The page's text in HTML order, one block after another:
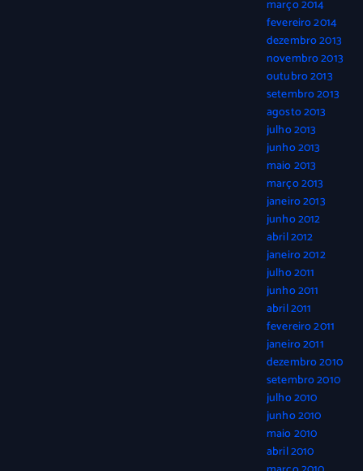
março 2014
fevereiro 2014
dezembro 2013
novembro 2013
outubro 2013
setembro 2013
agosto 2013
julho 2013
junho 2013
maio 2013
março 2013
janeiro 2013
junho 2012
abril 2012
janeiro 2012
julho 2011
junho 2011
abril 2011
fevereiro 2011
janeiro 2011
dezembro 2010
setembro 2010
julho 2010
junho 2010
maio 2010
abril 2010